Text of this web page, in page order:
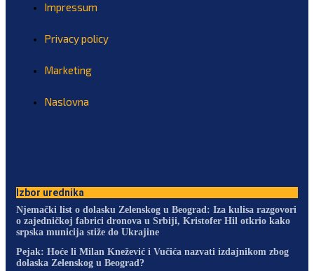
Impressum
Privacy policy
Marketing
Naslovna
Izbor urednika
Njemački list o dolasku Zelenskog u Beograd: Iza kulisa razgovori
o zajedničkoj fabrici dronova u Srbiji, Kristofer Hil otkrio kako
srpska municija stiže do Ukrajine
Pejak: Hoće li Milan Knežević i Vučića nazvati izdajnikom zbog
dolaska Zelenskog u Beograd?